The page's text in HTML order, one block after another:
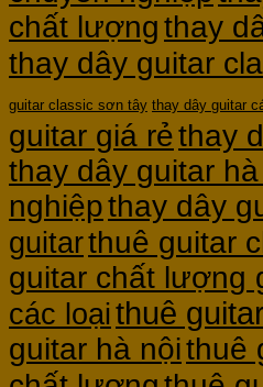
chất lượngthay
thay dây guitar
guitar classic sơn tây thay dây guitar
guitar giá rẻthay
thay dây guitar
nghiệpthay dây
guitarthuê guitar
guitar chất lượng
các loạithuê
guitar hà nộithuê